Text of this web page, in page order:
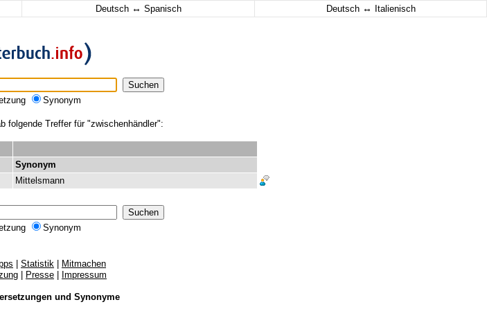
Deutsch ↔ Spanisch Deutsch ↔ Italienisch
Synonym
folgende Treffer für "zwischenhändler":
Synonym
Mittelsmann
Synonym
Statistik
Mitmachen
Presse Impressum
und Synonyme